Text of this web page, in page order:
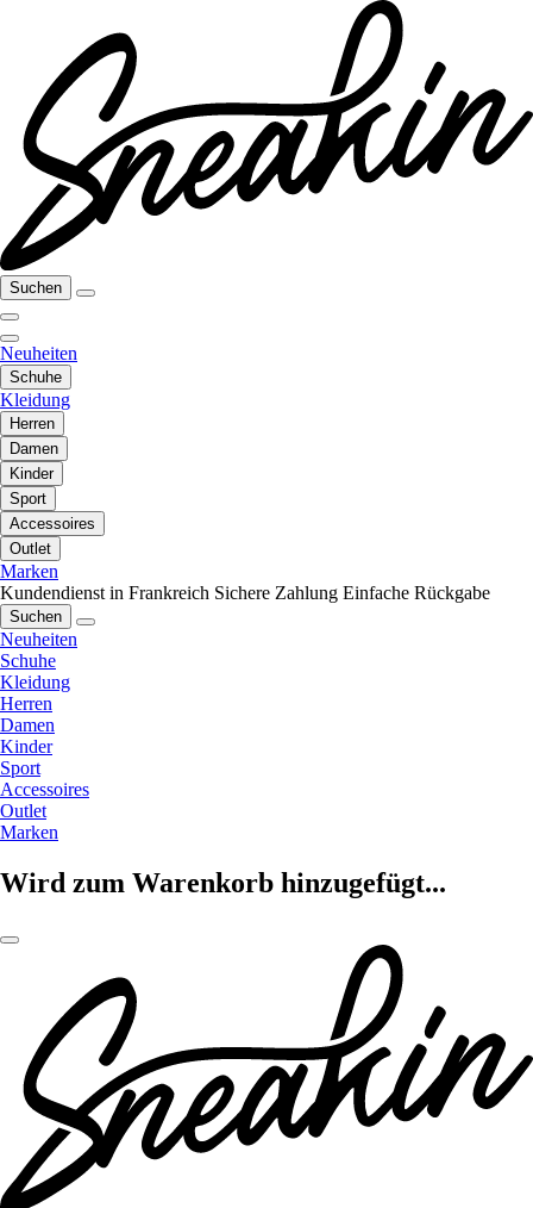
Suchen
Neuheiten
Schuhe
Kleidung
Herren
Damen
Kinder
Sport
Accessoires
Outlet
Marken
Kundendienst in Frankreich Sichere Zahlung Einfache Rückgabe
Suchen
Neuheiten
Schuhe
Kleidung
Herren
Damen
Kinder
Sport
Accessoires
Outlet
Marken
Wird zum Warenkorb hinzugefügt...